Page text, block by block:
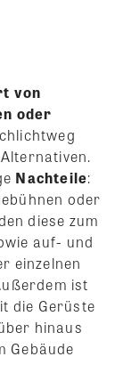
von
oder
Nachteile:
oder
diese zum
auf- und
einzelnen
ist
die Gerüste
hinaus
Gebäude